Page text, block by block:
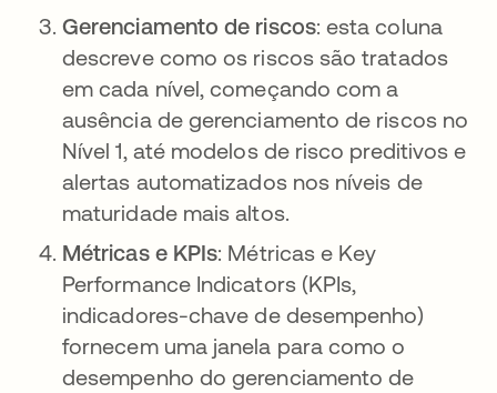
Gerenciamento de riscos: esta coluna
descreve como os riscos são tratados
em cada nível, começando com a
ausência de gerenciamento de riscos no
Nível 1, até modelos de risco preditivos e
alertas automatizados nos níveis de
maturidade mais altos.
Métricas e KPIs: Métricas e Key
Performance Indicators (KPIs,
indicadores-chave de desempenho)
fornecem uma janela para como o
desempenho do gerenciamento de